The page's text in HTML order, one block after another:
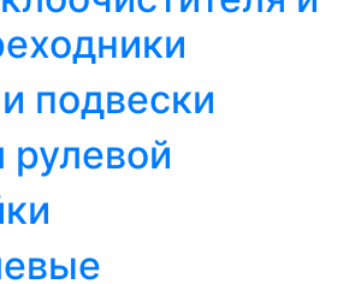
подвески
рулевой